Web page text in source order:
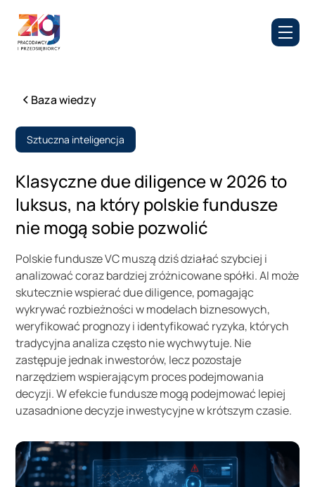
Baza wiedzy
Sztuczna inteligencja
Klasyczne due diligence w 2026 to
luksus, na który polskie fundusze
nie mogą sobie pozwolić
Polskie fundusze VC muszą dziś działać szybciej i
analizować coraz bardziej zróżnicowane spółki. AI może
skutecznie wspierać due diligence, pomagając
wykrywać rozbieżności w modelach biznesowych,
weryfikować prognozy i identyfikować ryzyka, których
tradycyjna analiza często nie wychwytuje. Nie
zastępuje jednak inwestorów, lecz pozostaje
narzędziem wspierającym proces podejmowania
decyzji. W efekcie fundusze mogą podejmować lepiej
uzasadnione decyzje inwestycyjne w krótszym czasie.